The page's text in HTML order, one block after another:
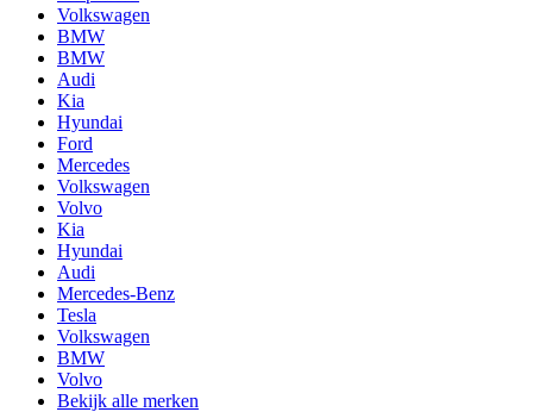
Volkswagen
BMW
BMW
Audi
Kia
Hyundai
Ford
Mercedes
Volkswagen
Volvo
Kia
Hyundai
Audi
Mercedes-Benz
Tesla
Volkswagen
BMW
Volvo
Bekijk alle merken